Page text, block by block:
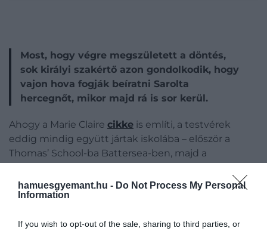
hamuesgyemant.hu - Do Not Process My Personal
Information
If you wish to opt-out of the sale, sharing to third parties, or
Most, hogy végre megszületett a döntés,
sok királyi szakértő azon gondolkodik, hogy
vajon hova fogják beíratni Sarolta
hercegnőt, mikor majd rá is sor kerül.
Ahogy a Marie Claire cikke is említi, a testvérek
eddig mindig együtt jártak iskolába – először a
Thomas’ School-ba Battersea-ben, majd a
Cottage-ba költözött. Most először azonban külön
iskolába fognak járni, mivel az Eton College kizárólag
Katalinnak más iskolát kell keresniük lányuk